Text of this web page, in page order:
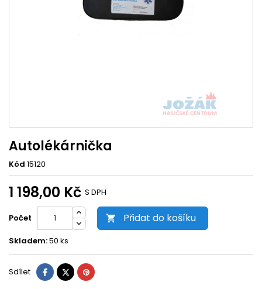
Autolékárnička
Kód 15120
1 198,00 Kč S DPH
Počet  Přidat do košíku
Skladem:50 ks
Sdílet SdíletTweetPinterest